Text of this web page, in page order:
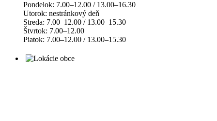
Pondelok: 7.00–12.00 / 13.00–16.30
Utorok: nestránkový deň
Streda: 7.00–12.00 / 13.00–15.30
Štvrtok: 7.00–12.00
Piatok: 7.00–12.00 / 13.00–15.30